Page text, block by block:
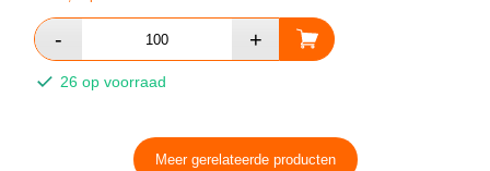
26 op voorraad
Meer gerelateerde producten